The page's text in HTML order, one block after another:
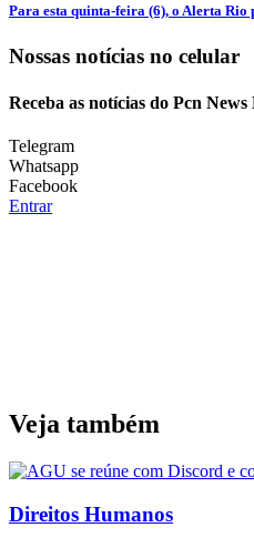
Para esta quinta-feira (6), o Alerta Rio
Nossas notícias no celular
Receba as notícias do Pcn
Telegram
Whatsapp
Facebook
Entrar
Veja também
Direitos Humanos